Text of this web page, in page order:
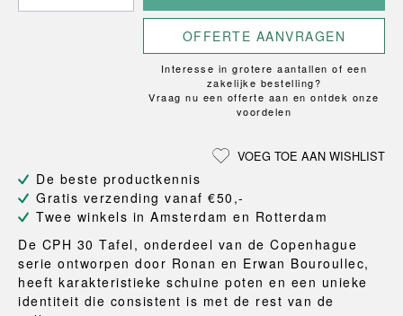
OFFERTE AANVRAGEN
Interesse in grotere aantallen of een
zakelijke bestelling?
Vraag nu een offerte aan en ontdek onze
voordelen
VOEG TOE AAN WISHLIST
De beste productkennis
Gratis verzending vanaf €50,-
Twee winkels in Amsterdam en Rotterdam
De CPH 30 Tafel, onderdeel van de Copenhague
serie ontworpen door Ronan en Erwan Bouroullec,
heeft karakteristieke schuine poten en een unieke
identiteit die consistent is met de rest van de